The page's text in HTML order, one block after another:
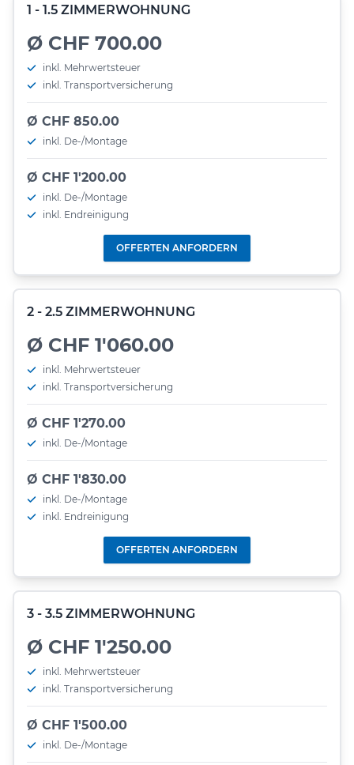
1 - 1.5 ZIMMERWOHNUNG
Ø CHF 700.00
inkl. Mehrwertsteuer
inkl. Transportversicherung
Ø CHF 850.00
inkl. De-/Montage
Ø CHF 1'200.00
inkl. De-/Montage
inkl. Endreinigung
OFFERTEN ANFORDERN
2 - 2.5 ZIMMERWOHNUNG
Ø CHF 1'060.00
inkl. Mehrwertsteuer
inkl. Transportversicherung
Ø CHF 1'270.00
inkl. De-/Montage
Ø CHF 1'830.00
inkl. De-/Montage
inkl. Endreinigung
OFFERTEN ANFORDERN
3 - 3.5 ZIMMERWOHNUNG
Ø CHF 1'250.00
inkl. Mehrwertsteuer
inkl. Transportversicherung
Ø CHF 1'500.00
inkl. De-/Montage